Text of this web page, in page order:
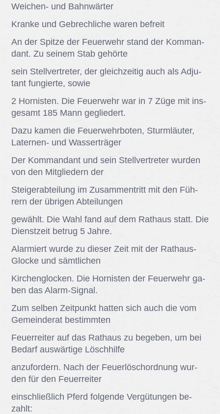
Wei­chen- und Bahn­wär­ter
Kran­ke und Ge­brech­li­che wa­ren be­freit
An der Spit­ze der Feu­er­wehr stand der Kom­man­
dant. Zu sei­nem Stab ge­hör­te
sein Stell­ver­tre­ter, der gleich­zei­tig auch als Ad­ju­
tant fun­gier­te, so­wie
2 Hor­nis­ten. Die Feu­er­wehr war in 7 Züge mit ins­
ge­samt 185 Mann ge­glie­dert.
Dazu ka­men die Feu­er­wehr­bo­ten, Sturm­läu­ter,
La­ter­nen- und Was­ser­trä­ger
Der Kom­man­dant und sein Stell­ver­tre­ter wur­den
von den Mit­glie­dern der
Stei­ger­ab­tei­lung im Zu­sam­men­tritt mit den Füh­
rern der üb­ri­gen Ab­tei­lun­gen
ge­wählt. Die Wahl fand auf dem Rat­haus statt. Die
Dienst­zeit be­trug 5 Jah­re.
Alar­miert wur­de zu die­ser Zeit mit der Rat­haus-
Glo­cke und sämt­li­chen
Kir­chen­glo­cken. Die Hor­nis­ten der Feu­er­wehr ga­
ben das Alarm-Si­gnal.
Zum sel­ben Zeit­punkt hat­ten sich auch die vom
Ge­mein­de­rat be­stimm­ten
Feu­er­rei­ter auf das Rat­haus zu be­ge­ben, um bei
Be­darf aus­wär­ti­ge Lösch­hil­fe
an­zu­for­dern. Nach der Feu­er­lö­sch­ord­nung wur­
den für den Feu­er­rei­ter
ein­schließ­lich Pferd fol­gen­de Ver­gü­tun­gen be­
zahlt: